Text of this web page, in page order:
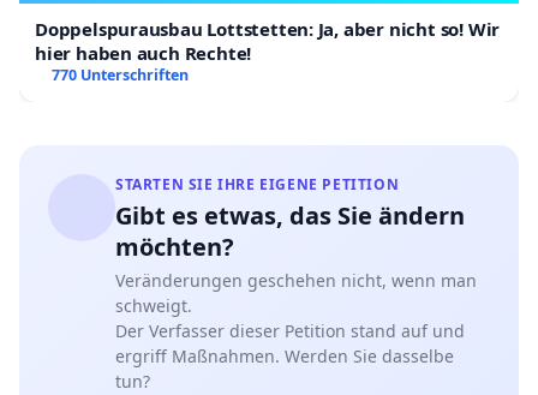
Doppelspurausbau Lottstetten: Ja, aber nicht so! Wir
hier haben auch Rechte!
770 Unterschriften
STARTEN SIE IHRE EIGENE PETITION
Gibt es etwas, das Sie ändern
möchten?
Veränderungen geschehen nicht, wenn man
schweigt.
Der Verfasser dieser Petition stand auf und
ergriff Maßnahmen. Werden Sie dasselbe
tun?